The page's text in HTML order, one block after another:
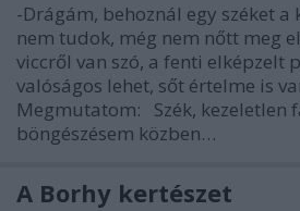
-Drágám, behoznál egy széket a
nem tudok, még nem nőtt meg
viccről van szó, a fenti elképzelt
valóságos lehet, sőt értelme is
Megmutatom: Szék, kezeletlen
böngészésem közben…
A Borhy kertészet